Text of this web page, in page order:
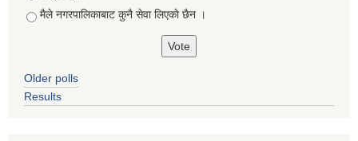
मैले नगरपालिकाबाट कुनै सेवा लिएकाे छैन ।
Older polls
Results